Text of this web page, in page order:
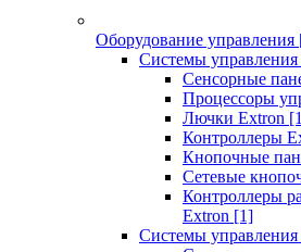
Оборудование управления
Системы управления
Сенсорные
Процессоры
Лючки Extron
Контроллеры
Кнопочные
Сетевые
Контроллеры
Extron [1]
Системы управления